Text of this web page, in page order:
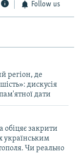
Follow us
регіон, де
дискусія
дати
обіцяє закрити
українським
Чи реально